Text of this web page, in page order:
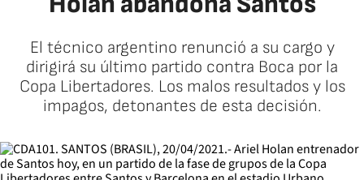
El técnico argentino renunció a su cargo y
dirigirá su último partido contra Boca por la
Copa Libertadores. Los malos resultados y los
impagos, detonantes de esta decisión.